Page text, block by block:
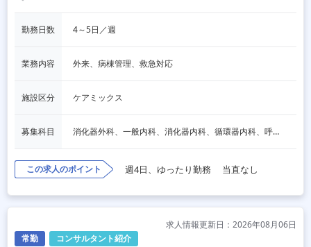
勤務日数 4～5日／週
業務内容 外来、病棟管理、救急対応
施設区分 ケアミックス
募集科目 消化器外科、一般内科、消化器内科、循環器内科、呼吸器内科、血液内科、脳神経内科、内分泌内科、老人内科、一般外科、その他
この求人のポイント 週4日、ゆったり勤務 当直なし
常勤 コンサルタント紹介
求人情報更新日：2026年08月06日